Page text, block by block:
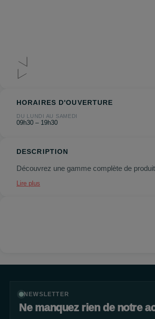
HORAIRES D'OUVERTURE
DU LUNDI AU SAMEDI
09h30 – 19h30
DESCRIPTION
Découvrez une gamme complète de
Lire plus
NEWSLETTER
Ne manquez rien de notre